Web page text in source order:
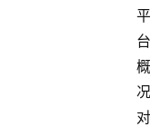
平
台
概
况
对